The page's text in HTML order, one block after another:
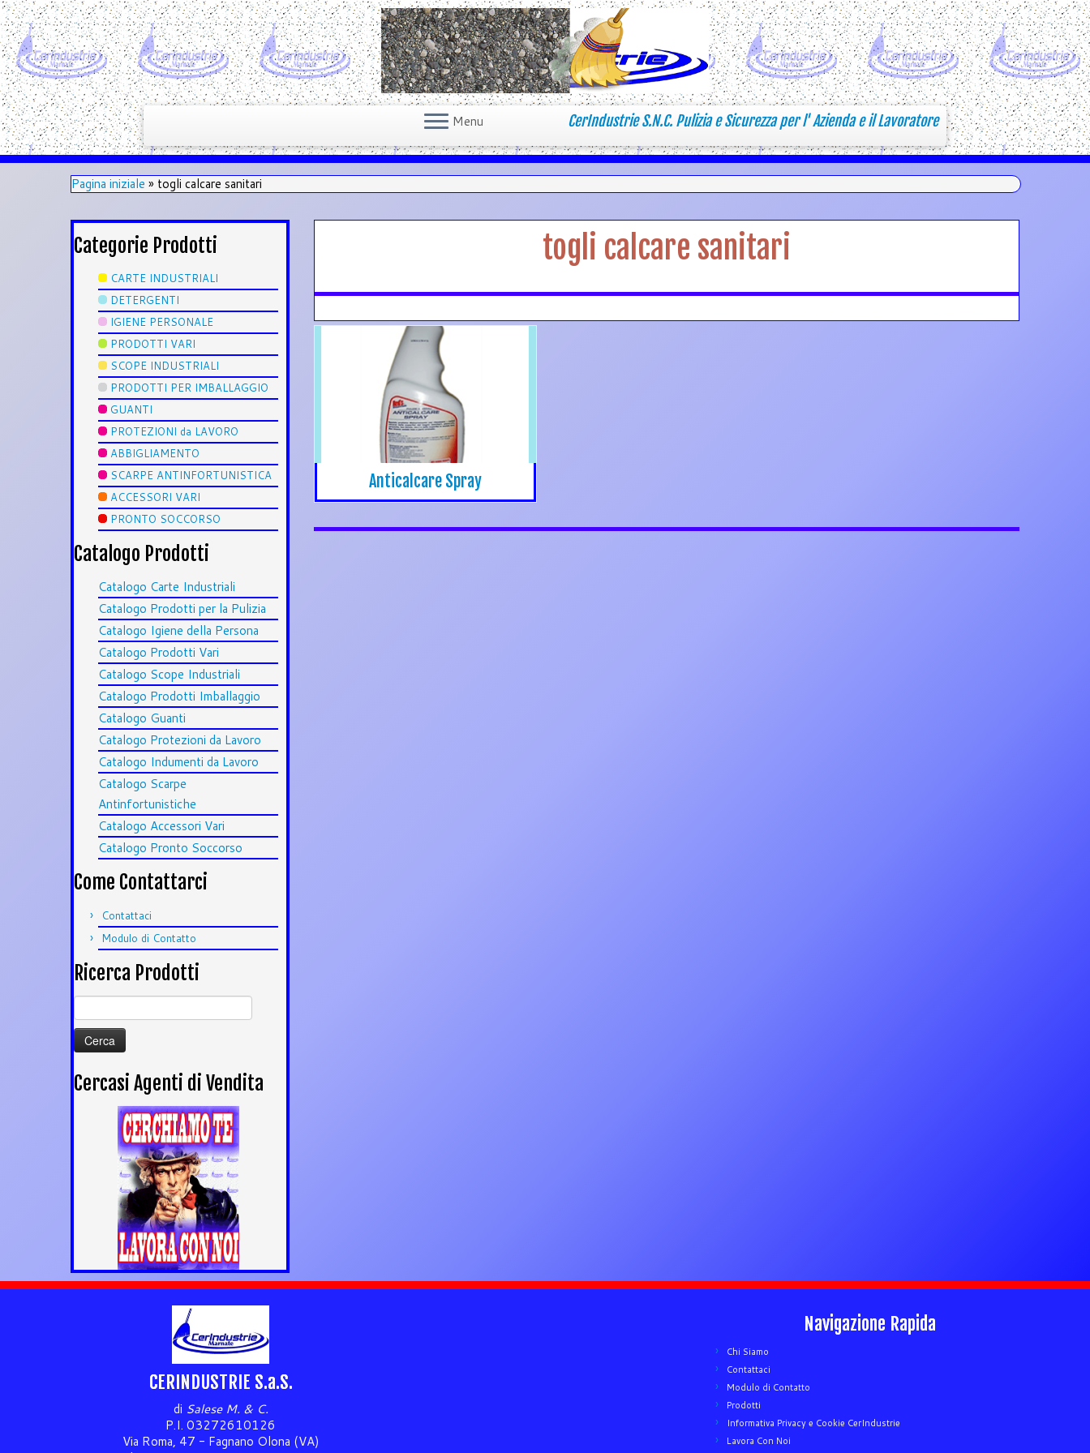
CerIndustrie S.N.C. Pulizia e Sicurezza per l' Azienda e il Lavoratore
Menu
Pagina iniziale » togli calcare sanitari
Categorie Prodotti
CARTE INDUSTRIALI
DETERGENTI
IGIENE PERSONALE
PRODOTTI VARI
SCOPE INDUSTRIALI
PRODOTTI PER IMBALLAGGIO
GUANTI
PROTEZIONI da LAVORO
ABBIGLIAMENTO
SCARPE ANTINFORTUNISTICA
ACCESSORI VARI
PRONTO SOCCORSO
Catalogo Prodotti
Catalogo Carte Industriali
Catalogo Prodotti per la Pulizia
Catalogo Igiene della Persona
Catalogo Prodotti Vari
Catalogo Scope Industriali
Catalogo Prodotti Imballaggio
Catalogo Guanti
Catalogo Protezioni da Lavoro
Catalogo Indumenti da Lavoro
Catalogo Scarpe
Antinfortunistiche
Catalogo Accessori Vari
Catalogo Pronto Soccorso
Come Contattarci
Contattaci
Modulo di Contatto
Ricerca Prodotti
per:
Cercasi Agenti di Vendita
togli calcare sanitari
Anticalcare Spray
CERINDUSTRIE S.a.S.
di Salese M. & C.
P.I. 03272610126
Via Roma, 47 - Fagnano Olona (VA)
Navigazione Rapida
Chi Siamo
Contattaci
Modulo di Contatto
Prodotti
Informativa Privacy e Cookie CerIndustrie
Lavora Con Noi